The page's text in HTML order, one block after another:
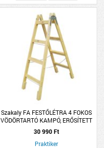
Szakaly FA FESTŐLÉTRA 4 FOKOS
VÖDÖRTARTÓ KAMPÓ, ERŐSÍTETT
LÁB
30 990 Ft
Praktiker